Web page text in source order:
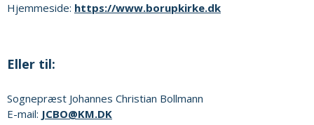
Hjemmeside: https://www.borupkirke.dk
Eller til:
Sognepræst Johannes Christian Bollmann
E-mail: JCBO@KM.DK